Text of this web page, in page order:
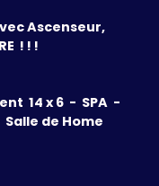
Ascenseur,
! ! !
14 x 6 - SPA -
de Home